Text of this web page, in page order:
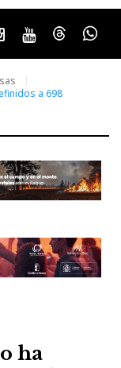
Instagram
YoutubeThreads
a 698
ha